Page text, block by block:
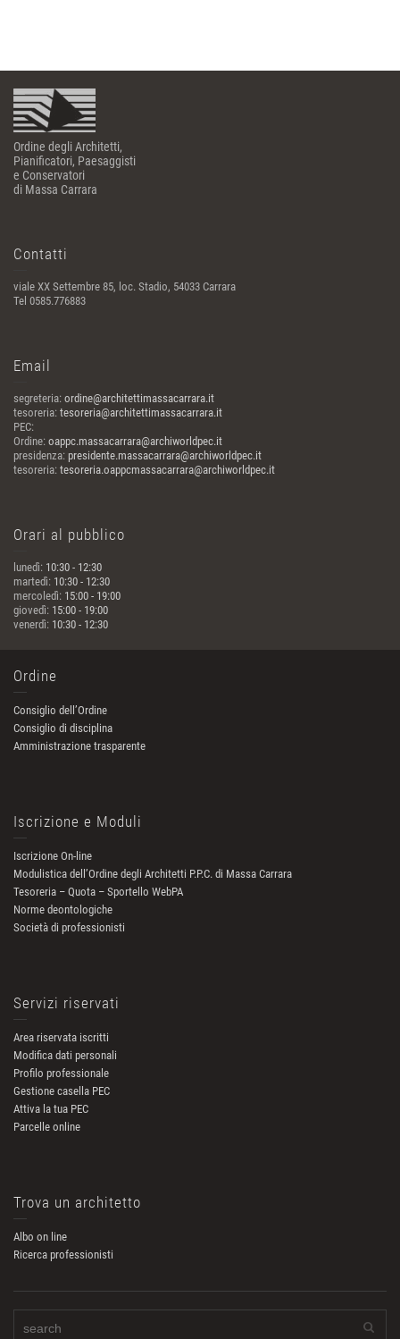
Ordine degli Architetti,
Pianificatori, Paesaggisti
e Conservatori
di Massa Carrara
Contatti
viale XX Settembre 85, loc. Stadio, 54033 Carrara
Tel 0585.776883
Email
segreteria: ordine@architettimassacarrara.it
tesoreria: tesoreria@architettimassacarrara.it
PEC:
Ordine: oappc.massacarrara@archiworldpec.it
presidenza: presidente.massacarrara@archiworldpec.it
tesoreria: tesoreria.oappcmassacarrara@archiworldpec.it
Orari al pubblico
lunedì: 10:30 - 12:30
martedì: 10:30 - 12:30
mercoledì: 15:00 - 19:00
giovedì: 15:00 - 19:00
venerdì: 10:30 - 12:30
Ordine
Consiglio dell’Ordine
Consiglio di disciplina
Amministrazione trasparente
Iscrizione e Moduli
Iscrizione On-line
Modulistica dell’Ordine degli Architetti P.P.C. di Massa Carrara
Tesoreria – Quota – Sportello WebPA
Norme deontologiche
Società di professionisti
Servizi riservati
Area riservata iscritti
Modifica dati personali
Profilo professionale
Gestione casella PEC
Attiva la tua PEC
Parcelle online
Trova un architetto
Albo on line
Ricerca professionisti